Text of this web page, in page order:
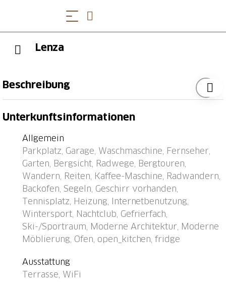
Lenza
Beschreibung
1970. Im Ort, 110 m vom Zentrum von Davos Platz,
verkehrsberuhigte Zone. Zur Mitbenutzung:
Grundstück (eingezäunt), Garten (eingezäunt),
Liegewiese (eingezäunt). Im Hause: Skiraum,
Zentralheizung, Waschmaschine (extra),
Wäschetrockner (extra). Zufahrt bis zum Haus. Im
Winter 4x4 empfohlen. Parkplatz. Einkaufsgeschäft,
Lebensmittelgeschäft, Supermarkt 100 m, Restaurant
50 m, Zentrum zu Fuss in 3 Minuten erreichbar,
Bushaltestelle "Davos Postplatz" 110 m, Hallenbad
2.5 km, See Davoser See 4.7 km. Golfplatz (18 Loch)
3 km, Tennis 2 km, Reitstall 4.5 km, Luftseilbahn 400
m, Bergeisenbahn, Skilift 500 m, Skisportanlagen 400
Unterkunftsinformationen
Allgemein
Parkplatz, Garage, Waschmaschine, Fernseher,
Garten, Bergsicht, Radwege, Bergtouren,
Wandern, Reiten, Kaffee-Maschine, Radwandern,
Backofen, Segeln, Geschirr vorhanden,
Tennisplatz, Heizung, Internetbenutzung,
Wintersport, Nachtclub, Gefrierfach,
Ski-/Sportraum, Moderne Architektur, Moderne
Möblierung, Ofen, open_kitchen, fridge
Ausstattung
Terrasse, WiFi